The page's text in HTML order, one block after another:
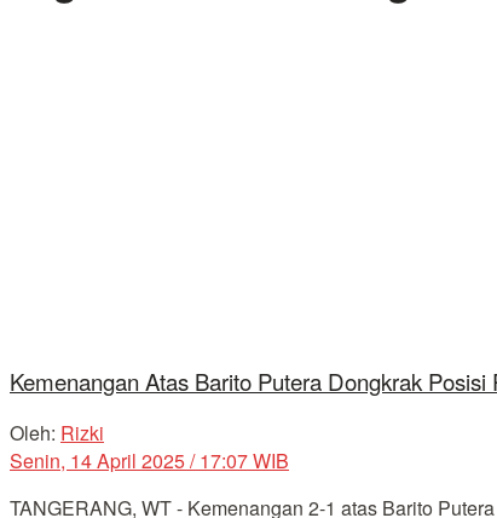
Kemenangan Atas Barito Putera Dongkrak Posisi
Oleh: Rizki
Senin, 14 April 2025 / 17:07 WIB
TANGERANG, WT - Kemenangan 2-1 atas Barito